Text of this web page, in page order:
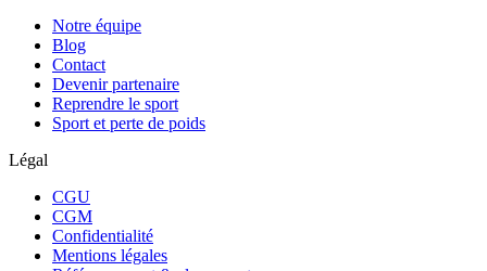
Notre équipe
Blog
Contact
Devenir partenaire
Reprendre le sport
Sport et perte de poids
Légal
CGU
CGM
Confidentialité
Mentions légales